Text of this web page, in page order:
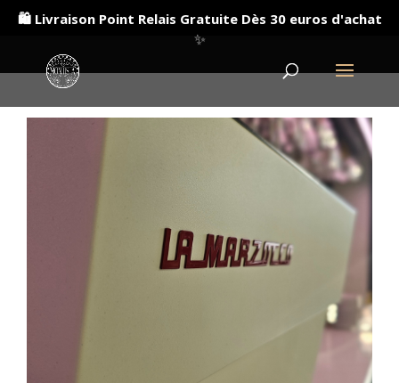
🛍️ Livraison Point Relais Gratuite Dès 30 euros d'achat
✨